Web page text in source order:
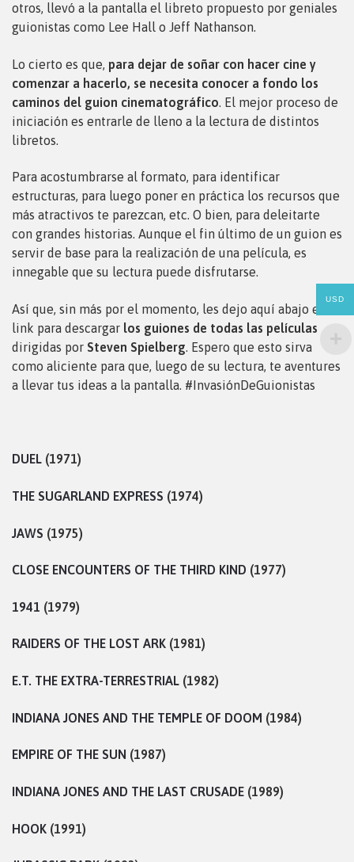
otros, llevó a la pantalla el libreto propuesto por geniales
guionistas como Lee Hall o Jeff Nathanson.
Lo cierto es que, para dejar de soñar con hacer cine y
comenzar a hacerlo, se necesita conocer a fondo los
caminos del guion cinematográfico. El mejor proceso de
iniciación es entrarle de lleno a la lectura de distintos
libretos.
Para acostumbrarse al formato, para identificar
estructuras, para luego poner en práctica los recursos que
más atractivos te parezcan, etc. O bien, para deleitarte
con grandes historias. Aunque el fin último de un guion es
servir de base para la realización de una película, es
innegable que su lectura puede disfrutarse.
Así que, sin más por el momento, les dejo aquí abajo el
link para descargar los guiones de todas las películas
dirigidas por Steven Spielberg. Espero que esto sirva
como aliciente para que, luego de su lectura, te aventures
a llevar tus ideas a la pantalla. #InvasiónDeGuionistas
DUEL (1971)
THE SUGARLAND EXPRESS (1974)
JAWS (1975)
CLOSE ENCOUNTERS OF THE THIRD KIND (1977)
1941 (1979)
RAIDERS OF THE LOST ARK (1981)
E.T. THE EXTRA-TERRESTRIAL (1982)
INDIANA JONES AND THE TEMPLE OF DOOM (1984)
EMPIRE OF THE SUN (1987)
INDIANA JONES AND THE LAST CRUSADE (1989)
HOOK (1991)
USD